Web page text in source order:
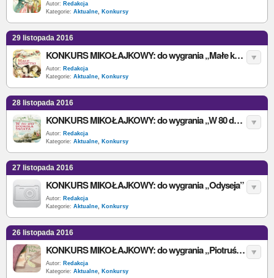
Autor: Redakcja
Kategorie: Aktualne, Konkursy
29 listopada 2016
KONKURS MIKOŁAJKOWY: do wygrania „Małe kobietki”
Autor: Redakcja
Kategorie: Aktualne, Konkursy
28 listopada 2016
KONKURS MIKOŁAJKOWY: do wygrania „W 80 dni dookoła świata”
Autor: Redakcja
Kategorie: Aktualne, Konkursy
27 listopada 2016
KONKURS MIKOŁAJKOWY: do wygrania „Odyseja”
Autor: Redakcja
Kategorie: Aktualne, Konkursy
26 listopada 2016
KONKURS MIKOŁAJKOWY: do wygrania „Piotruś Pan”
Autor: Redakcja
Kategorie: Aktualne, Konkursy